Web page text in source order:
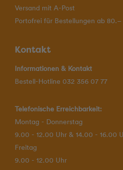
Versand mit A-Post
Portofrei für Bestellungen ab 80.–
Kontakt
Informationen & Kontakt
Bestell-Hotline 032 356 07 77
Telefonische Erreichbarkeit:
Montag - Donnerstag
9.00 - 12.00 Uhr & 14.00 - 16.00
Freitag
9.00 - 12.00 Uhr